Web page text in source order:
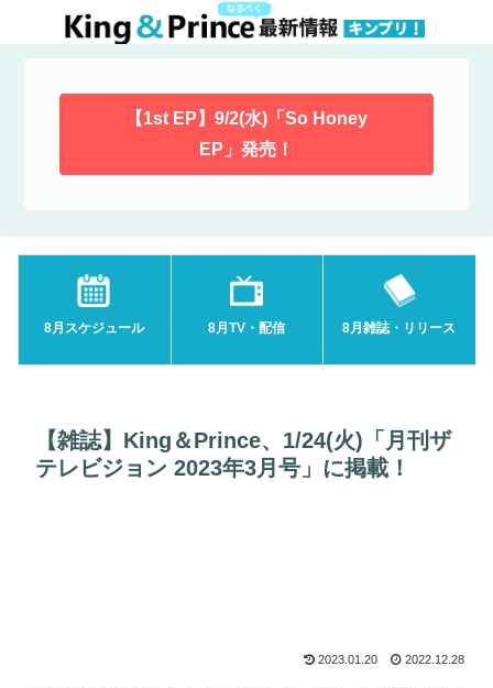
【1st EP】9/2(水)「So Honey
EP」発売！
8月スケジュール 8月TV・配信 8月雑誌・リリース
【雑誌】King＆Prince、1/24(火)「月刊ザ
テレビジョン 2023年3月号」に掲載！
2023.01.20 2022.12.28